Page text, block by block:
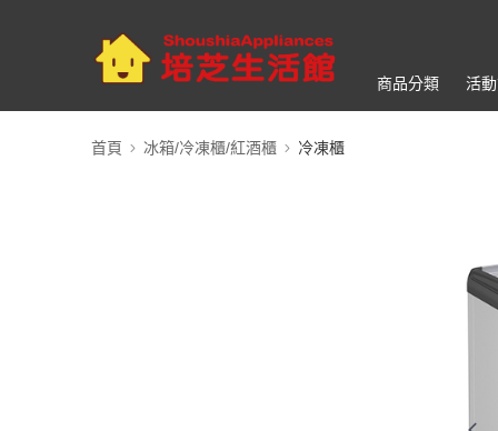
商品分類 活
首頁 冰箱/冷凍櫃/紅酒櫃 冷凍櫃